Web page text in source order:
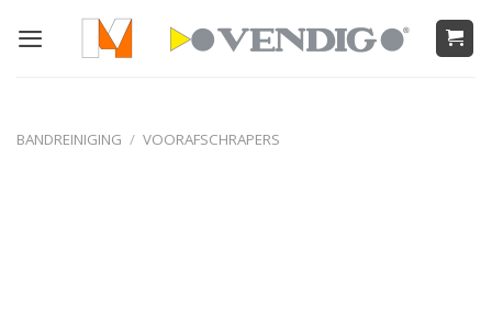
naar
BANDREINIGING / VOORAFSCHRAPERS